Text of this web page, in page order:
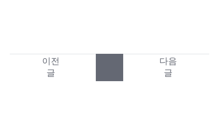
이전
글
다음
글